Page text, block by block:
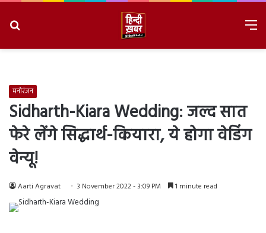
मनोरंजन
Sidharth-Kiara Wedding: जल्द सात
फेरे लेंगे सिद्धार्थ-कियारा, ये होगा वेडिंग
वेन्यू!
Aarti Agravat 3 November 2022 - 3:09 PM 1 minute read